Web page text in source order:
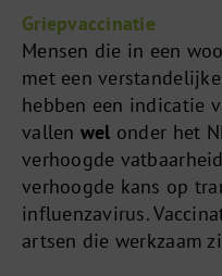
Griepvaccinatie
Mensen die in een
met een
hebben een indicatie
vallen wel onder het
verhoogde
verhoogde kans op
influenzavirus.
artsen die werkzaam